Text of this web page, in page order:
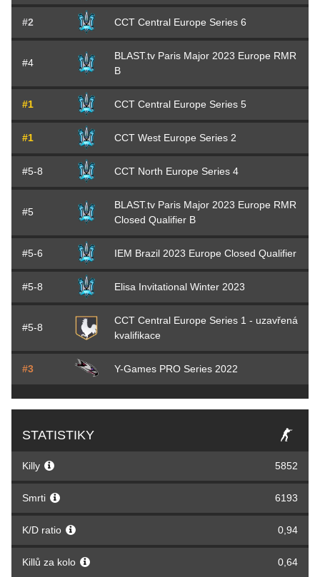
#2 CCT Central Europe Series 6
#4
BLAST.tv Paris Major 2023 Europe RMR
B
#1 CCT Central Europe Series 5
#1 CCT West Europe Series 2
#5-8 CCT North Europe Series 4
#5
BLAST.tv Paris Major 2023 Europe RMR
Closed Qualifier B
#5-6 IEM Brazil 2023 Europe Closed Qualifier
#5-8 Elisa Invitational Winter 2023
#5-8
CCT Central Europe Series 1 - uzavřená
kvalifikace
#3 Y-Games PRO Series 2022
STATISTIKY
Killy 5852
Smrti 6193
K/D ratio 0,94
Killů za kolo 0,64